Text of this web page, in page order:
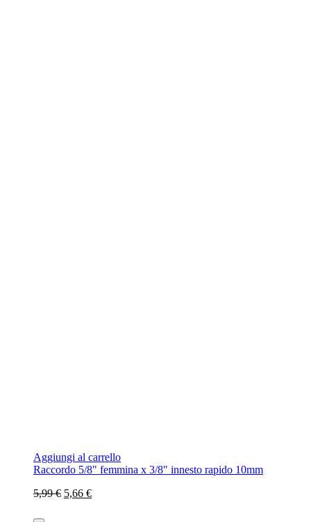
Aggiungi al carrello
Raccordo 5/8" femmina x 3/8" innesto rapido 10mm
5,99 € 5,66 €